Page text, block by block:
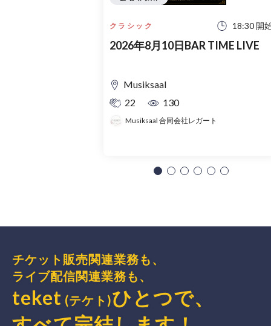
クラシック 18:30 開
2026年8月10日BAR TIME LIVE
Musiksaal
22
130
Musiksaal 合同会社レガート
チケット販売関連業務も、
ライブ配信関連業務も、
teket (テケト)ひとつで、